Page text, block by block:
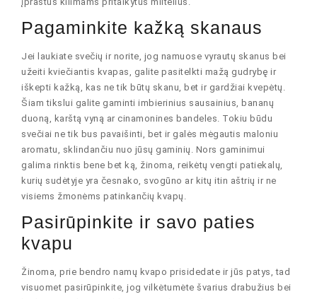
Pagaminkite kažką skanaus
Jei laukiate svečių ir norite, jog namuose vyrautų skanus bei
užeiti kviečiantis kvapas, galite pasitelkti mažą gudrybę ir
iškepti kažką, kas ne tik būtų skanu, bet ir gardžiai kvepėtų.
Šiam tikslui galite gaminti imbierinius sausainius, bananų
duoną, karštą vyną ar cinamonines bandeles. Tokiu būdu
svečiai ne tik bus pavaišinti, bet ir galės mėgautis maloniu
aromatu, sklindančiu nuo jūsų gaminių. Nors gaminimui
galima rinktis bene bet ką, žinoma, reikėtų vengti patiekalų,
kurių sudėtyje yra česnako, svogūno ar kitų itin aštrių ir ne
visiems žmonėms patinkančių kvapų.
Pasirūpinkite ir savo paties
kvapu
Žinoma, prie bendro namų kvapo prisidedate ir jūs patys, tad
visuomet pasirūpinkite, jog vilkėtumėte švarius drabužius bei